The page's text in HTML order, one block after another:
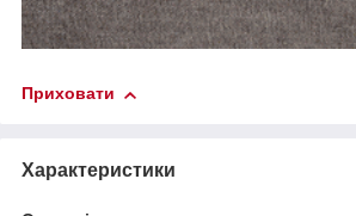
Приховати
Характеристики